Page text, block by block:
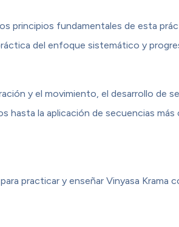
principios fundamentales de esta
del enfoque sistemático y
y el movimiento, el desarrollo de
la aplicación de secuencias
practicar y enseñar Vinyasa